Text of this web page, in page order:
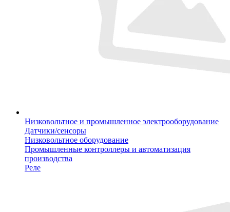
Низковольтное и промышленное электрооборудование
Датчики/сенсоры
Низковольтное оборудование
Промышленные контроллеры и автоматизация
производства
Реле